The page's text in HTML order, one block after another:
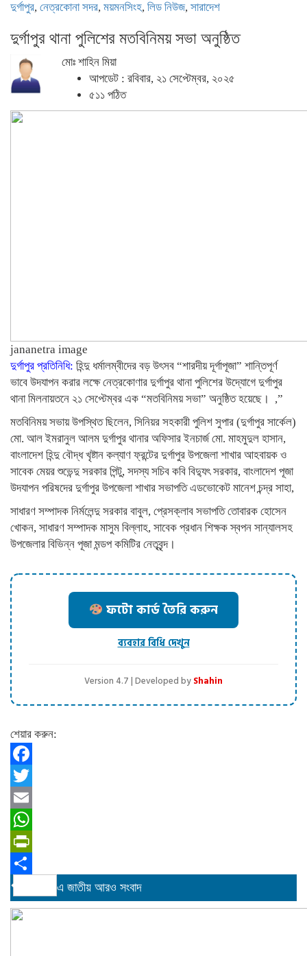
দুর্গাপুর, নেত্রকোনা সদর, ময়মনসিংহ, লিড নিউজ, সারাদেশ
দুর্গাপুর থানা পুলিশের মতবিনিময় সভা অনুষ্ঠিত
মোঃ শাহিন মিয়া
আপডেট : রবিবার, ২১ সেপ্টেম্বর, ২০২৫
৫১১ পঠিত
jananetra image
দুর্গাপুর প্রতিনিধি: হিন্দু ধর্মালম্বীদের বড় উৎসব “শারদীয় দূর্গাপূজা” শান্তিপূর্ণ
ভাবে উদযাপন করার লক্ষে নেত্রকোণার দুর্গাপুর থানা পুলিশের উদ্যোগে দুর্গাপুর
থানা মিলনায়তনে ২১ সেপ্টেম্বর এক “মতবিনিময় সভা” অনুষ্ঠিত হয়েছে। ,”
মতবিনিময় সভায় উপস্থিত ছিলেন, সিনিয়র সহকারী পুলিশ সুপার (দুর্গাপুর সার্কেল)
মো. আল ইমরানুল আলম দুর্গাপুর থানার অফিসার ইনচার্জ মো. মাহমুদুল হাসান,
বাংলাদেশ হিন্দু বৌদ্ধ খৃষ্টান কল্যাণ ফ্রন্টের দুর্গাপুর উপজেলা শাখার আহবায়ক ও
সাবেক মেয়র শুভেন্দু সরকার পিন্টু, সদস্য সচিব কবি বিদ্যুৎ সরকার, বাংলাদেশ পূজা
উদযাপন পরিষদের দুর্গাপুর উপজেলা শাখার সভাপতি এডভোকেট মানেশ চন্দ্র সাহা,
সাধারণ সম্পাদক নির্মলেন্দু সরকার বাবুল, প্রেসক্লাব সভাপতি তোবারক হোসেন
খোকন, সাধারণ সম্পাদক মাসুম বিল্লাহ, সাবেক প্রধান শিক্ষক স্বপন সান্যালসহ
উপজেলার বিভিন্ন পূজা মন্ডপ কমিটির নেতৃবৃন্দ।
ফটো কার্ড তৈরি করুন
ব্যবহার বিধি দেখুন
Version 4.7 | Developed byShahin
শেয়ার করুন:
Facebook
Twitter
Email
WhatsApp
PrintFriendly
Share
এ জাতীয় আরও সংবাদ